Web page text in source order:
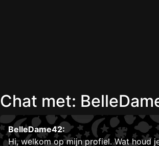
Chat met:
BelleDame42:
Hi, welkom op mijn profiel. Wat houd